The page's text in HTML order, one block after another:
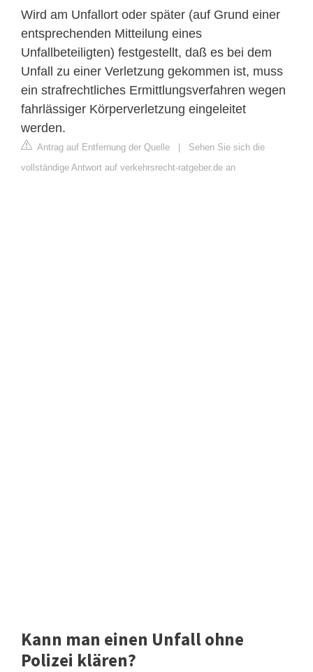
Wird am Unfallort oder später (auf Grund einer
entsprechenden Mitteilung eines
Unfallbeteiligten) festgestellt, daß es bei dem
Unfall zu einer Verletzung gekommen ist, muss
ein strafrechtliches Ermittlungsverfahren wegen
fahrlässiger Körperverletzung eingeleitet
werden.
Antrag auf Entfernung der Quelle | Sehen Sie sich die
vollständige Antwort auf verkehrsrecht-ratgeber.de an
Kann man einen Unfall ohne
Polizei klären?